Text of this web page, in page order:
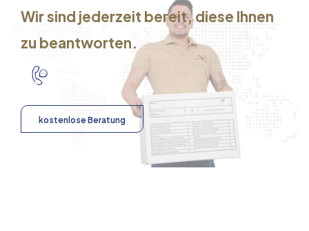
Wir sind jederzeit bereit, diese Ihnen
zu beantworten.
kostenlose Beratung